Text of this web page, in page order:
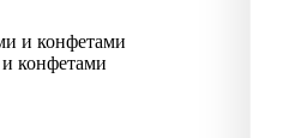
конфетами